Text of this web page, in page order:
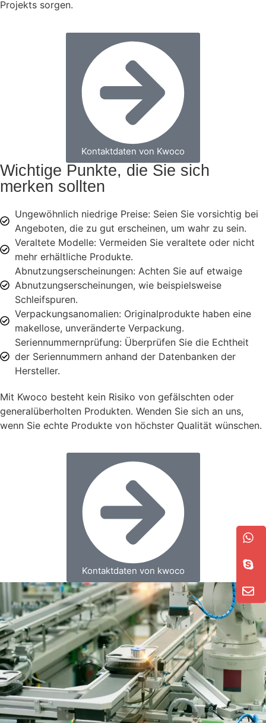
Projekts sorgen.
Kontaktdaten von Kwoco
Wichtige Punkte, die Sie sich
merken sollten
Ungewöhnlich niedrige Preise: Seien Sie vorsichtig bei
Angeboten, die zu gut erscheinen, um wahr zu sein.
Veraltete Modelle: Vermeiden Sie veraltete oder nicht
mehr erhältliche Produkte.
Abnutzungserscheinungen: Achten Sie auf etwaige
Abnutzungserscheinungen, wie beispielsweise
Schleifspuren.
Verpackungsanomalien: Originalprodukte haben eine
makellose, unveränderte Verpackung.
Seriennummernprüfung: Überprüfen Sie die Echtheit
der Seriennummern anhand der Datenbanken der
Hersteller.
Mit Kwoco besteht kein Risiko von gefälschten oder
generalüberholten Produkten. Wenden Sie sich an uns,
wenn Sie echte Produkte von höchster Qualität wünschen.
Kontaktdaten von kwoco